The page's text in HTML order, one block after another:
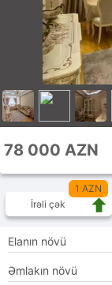
78 000 AZN
1 AZN
İrəli çək
Elanın növü
Əmlakın növü